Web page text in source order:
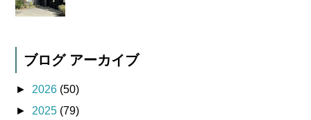
ブログ アーカイブ
► 2026 (50)
► 2025 (79)